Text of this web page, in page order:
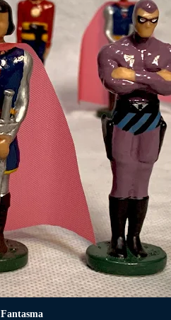
Fantasma